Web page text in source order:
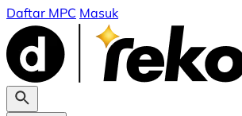
Daftar MPC Masuk